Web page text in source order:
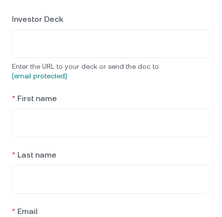
Investor Deck
Enter the URL to your deck or send the doc to
[email protected]
* First name
* Last name
* Email